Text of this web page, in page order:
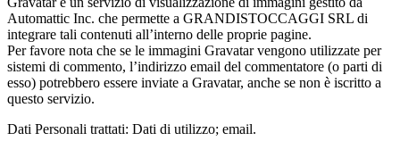
Automattic Inc. che permette a GRANDISTOCCAGGI SRL di
integrare tali contenuti all’interno delle proprie pagine.
Per favore nota che se le immagini Gravatar vengono utilizzate per
sistemi di commento, l’indirizzo email del commentatore (o parti di
esso) potrebbero essere inviate a Gravatar, anche se non è iscritto a
questo servizio.
Dati Personali trattati: Dati di utilizzo; email.